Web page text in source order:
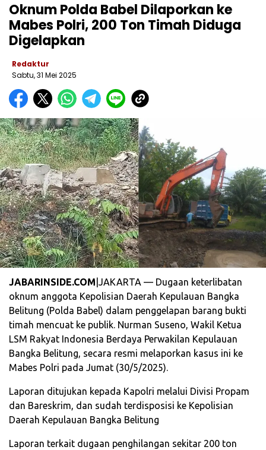
Oknum Polda Babel Dilaporkan ke
Mabes Polri, 200 Ton Timah Diduga
Digelapkan
Redaktur
Sabtu, 31 Mei 2025
JABARINSIDE.COM |JAKARTA — Dugaan keterlibatan
oknum anggota Kepolisian Daerah Kepulauan Bangka
Belitung (Polda Babel) dalam penggelapan barang bukti
timah mencuat ke publik. Nurman Suseno, Wakil Ketua
LSM Rakyat Indonesia Berdaya Perwakilan Kepulauan
Bangka Belitung, secara resmi melaporkan kasus ini ke
Mabes Polri pada Jumat (30/5/2025).
Laporan ditujukan kepada Kapolri melalui Divisi Propam
dan Bareskrim, dan sudah terdisposisi ke Kepolisian
Daerah Kepulauan Bangka Belitung
Laporan terkait dugaan penghilangan sekitar 200 ton